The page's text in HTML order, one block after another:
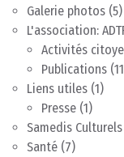
Galerie photos (5)
L'association:
Activités
Publications
Liens utiles (1)
Presse (1)
Samedis
Santé (7)